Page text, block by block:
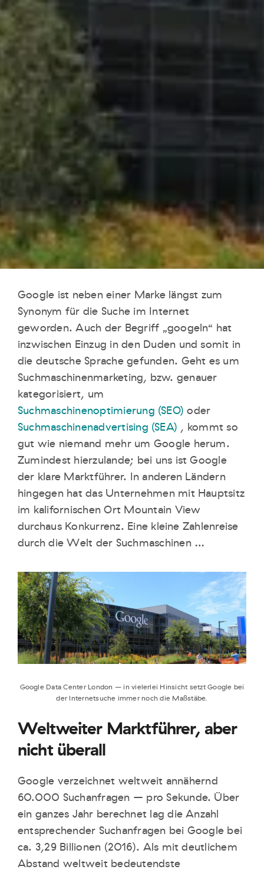
Google ist neben einer Marke längst zum
Synonym für die Suche im Internet
geworden. Auch der Begriff „googeln“ hat
inzwischen Einzug in den Duden und somit in
die deutsche Sprache gefunden. Geht es um
Suchmaschinenmarketing, bzw. genauer
kategorisiert, um
Suchmaschinenoptimierung (SEO) oder
Suchmaschinenadvertising (SEA) , kommt so
gut wie niemand mehr um Google herum.
Zumindest hierzulande; bei uns ist Google
der klare Marktführer. In anderen Ländern
hingegen hat das Unternehmen mit Hauptsitz
im kalifornischen Ort Mountain View
durchaus Konkurrenz. Eine kleine Zahlenreise
durch die Welt der Suchmaschinen …
Google Data Center London – in vielerlei Hinsicht setzt Google bei
der Internetsuche immer noch die Maßstäbe.
Weltweiter Marktführer, aber
nicht überall
Google verzeichnet weltweit annähernd
60.000 Suchanfragen – pro Sekunde. Über
ein ganzes Jahr berechnet lag die Anzahl
entsprechender Suchanfragen bei Google bei
ca. 3,29 Billionen (2016). Als mit deutlichem
Abstand weltweit bedeutendste